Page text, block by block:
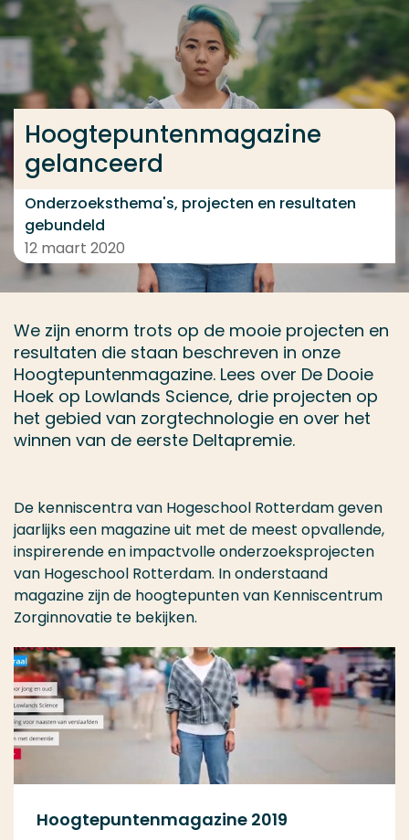
Ga direct naar de content
... > HPM 2019 gelanceerd
Hoogtepuntenmagazine
gelanceerd
Onderzoeksthema's, projecten en resultaten
gebundeld
12 maart 2020
We zijn enorm trots op de mooie projecten en
resultaten die staan beschreven in onze
Hoogtepuntenmagazine. Lees over De Dooie
Hoek op Lowlands Science, drie projecten op
het gebied van zorgtechnologie en over het
winnen van de eerste Deltapremie.
De kenniscentra van Hogeschool Rotterdam geven
jaarlijks een magazine uit met de meest opvallende,
inspirerende en impactvolle onderzoeksprojecten
van Hogeschool Rotterdam. In onderstaand
magazine zijn de hoogtepunten van Kenniscentrum
Zorginnovatie te bekijken.
Hoogtepuntenmagazine 2019
Veel gezocht
Opleiding
Contact